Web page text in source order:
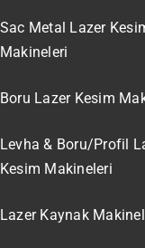
Sac Metal Lazer
Makineleri
Boru Lazer Kesim
Levha & Boru/Profil
Kesim Makineleri
Lazer Kaynak